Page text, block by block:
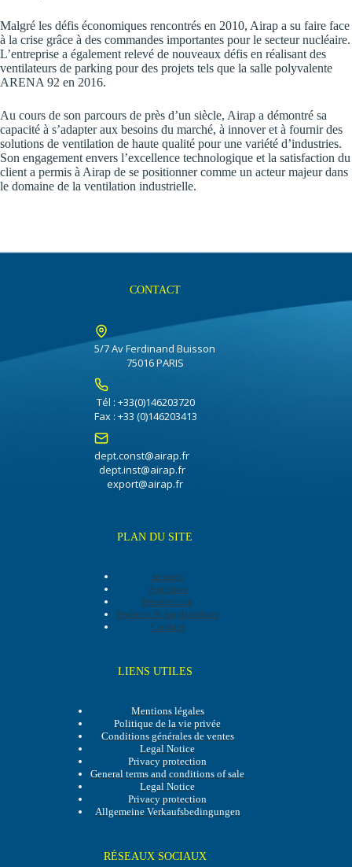
Malgré les défis économiques rencontrés en 2010, Airap a su faire face
à la crise grâce à des commandes importantes pour le secteur nucléaire.
L’entreprise a également relevé de nouveaux défis en réalisant des
ventilateurs de parking pour des projets tels que la salle polyvalente
ARENA 92 en 2016.
Au cours de son parcours de près d’un siècle, Airap a démontré sa
capacité à s’adapter aux besoins du marché, à innover et à fournir des
solutions de ventilation de haute qualité pour une variété d’industries.
Son engagement envers l’excellence technologique et la satisfaction du
client a permis à Airap de se positionner comme un acteur majeur dans
le domaine de la ventilation industrielle.
CONTACT
5/7 Av Ferdinand Buisson
75016 PARIS
Tél : +33(0)146203720
Fax : +33 (0)146203413
dept.const@airap.fr
dept.inst@airap.fr
export@airap.fr
PLAN DU SITE
Accueil
A-propos
Présélection
Produits & Applications
Contact
LIENS UTILES
Mentions légales
Politique de la vie privée
Conditions générales de ventes
Legal Notice
Privacy protection
General terms and conditions of sale
Legal Notice
Privacy protection
Allgemeine Verkaufsbedingungen
RÉSEAUX SOCIAUX